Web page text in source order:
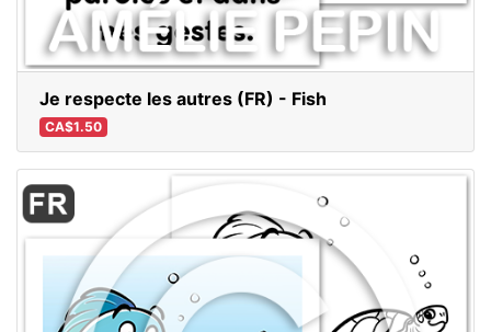
Je respecte les autres (FR) - Fish
CA$1.50